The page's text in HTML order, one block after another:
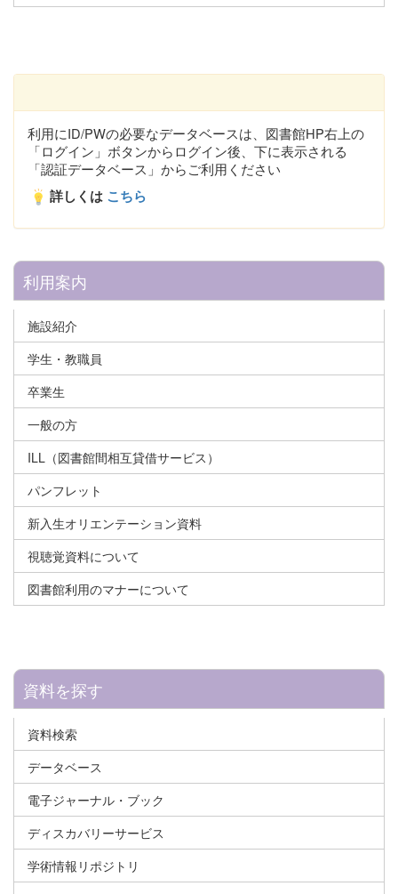
利用にID/PWの必要なデータベースは、図書館HP右上の
「ログイン」ボタンからログイン後、下に表示される
「認証データベース」からご利用ください
詳しくは こちら
利用案内
施設紹介
学生・教職員
卒業生
一般の方
ILL（図書館間相互貸借サービス）
パンフレット
新入生オリエンテーション資料
視聴覚資料について
図書館利用のマナーについて
資料を探す
資料検索
データベース
電子ジャーナル・ブック
ディスカバリーサービス
学術情報リポジトリ